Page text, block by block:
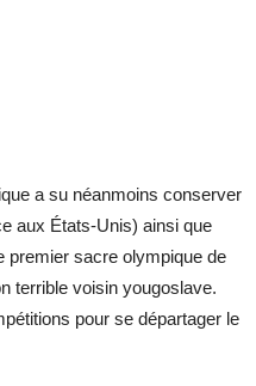
a su néanmoins conserver
aux États-Unis) ainsi que
premier sacre olympique de
terrible voisin yougoslave.
pour se départager le